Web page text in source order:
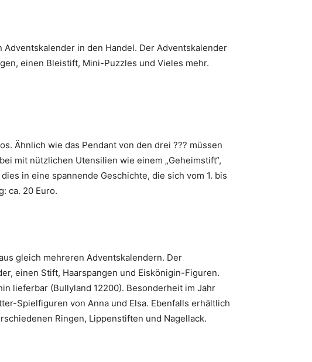
in den Handel. Der Adventskalender
einen Bleistift, Mini-Puzzles und Vieles mehr.
Ähnlich wie das Pendant von den drei ??? müssen
mit nützlichen Utensilien wie einem „Geheimstift“,
in eine spannende Geschichte, die sich vom 1. bis
ca. 20 Euro.
gleich mehreren Adventskalendern. Der
einen Stift, Haarspangen und Eiskönigin-Figuren.
lieferbar (Bullyland 12200). Besonderheit im Jahr
Spielfiguren von Anna und Elsa. Ebenfalls erhältlich
Ringen, Lippenstiften und Nagellack.